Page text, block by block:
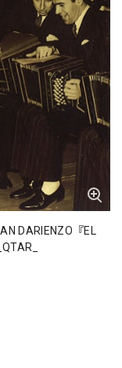
DARIENZO『EL